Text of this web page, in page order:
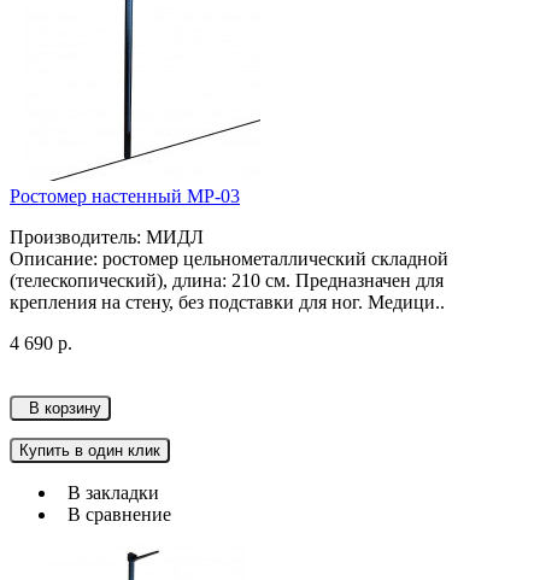
Ростомер настенный МР-03
Производитель: МИДЛ
Описание: ростомер цельнометаллический складной
(телескопический), длина: 210 см. Предназначен для
крепления на стену, без подставки для ног. Медици..
4 690 р.
В корзину
Купить в один клик
В закладки
В сравнение